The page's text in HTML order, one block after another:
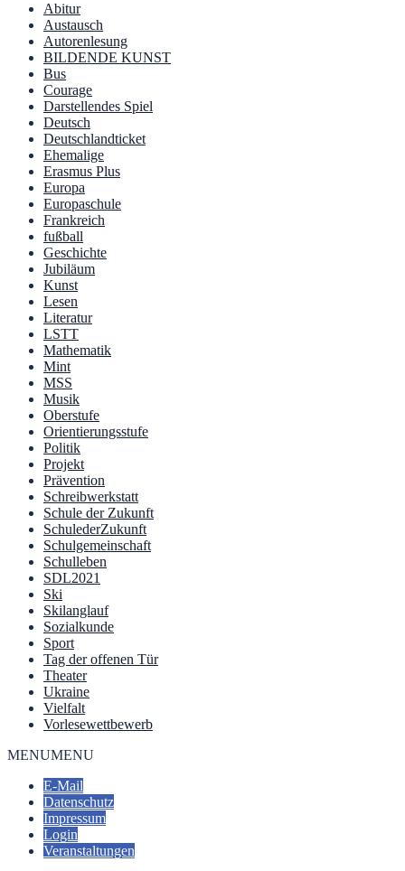
Abitur
Austausch
Autorenlesung
BILDENDE KUNST
Bus
Courage
Darstellendes Spiel
Deutsch
Deutschlandticket
Ehemalige
Erasmus Plus
Europa
Europaschule
Frankreich
fußball
Geschichte
Jubiläum
Kunst
Lesen
Literatur
LSTT
Mathematik
Mint
MSS
Musik
Oberstufe
Orientierungsstufe
Politik
Projekt
Prävention
Schreibwerkstatt
Schule der Zukunft
SchulederZukunft
Schulgemeinschaft
Schulleben
SDL2021
Ski
Skilanglauf
Sozialkunde
Sport
Tag der offenen Tür
Theater
Ukraine
Vielfalt
Vorlesewettbewerb
MENUMENU
E-Mail
Datenschutz
Impressum
Login
Veranstaltungen